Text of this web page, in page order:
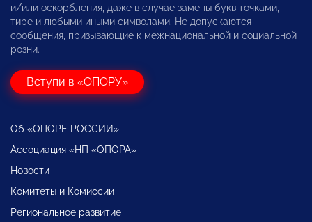
и/или оскорбления, даже в случае замены букв точками,
тире и любыми иными символами. Не допускаются
сообщения, призывающие к межнациональной и социальной
розни.
Вступи в «ОПОРУ»
Об «ОПОРЕ РОССИИ»
Ассоциация «НП «ОПОРА»
Новости
Комитеты и Комиссии
Региональное развитие